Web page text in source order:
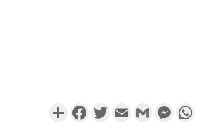
PartagerFacebookTwitterEmail Gmail Messenger